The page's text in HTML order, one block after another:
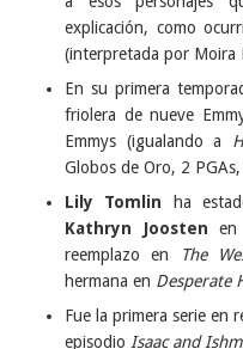
explicación, como
(interpretada por Moira
En su primera
friolera de nueve
Emmys (igualando a
Globos de Oro, 2
Lily Tomlin ha
Kathryn Joosten en
reemplazo en
The
hermana en Desperate
Fue la primera serie en
episodio Isaac and